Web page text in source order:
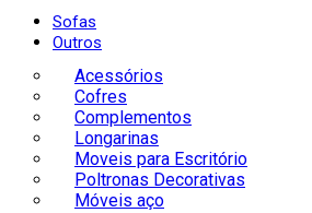
Sofas
Outros
Acessórios
Cofres
Complementos
Longarinas
Moveis para Escritório
Poltronas Decorativas
Móveis aço